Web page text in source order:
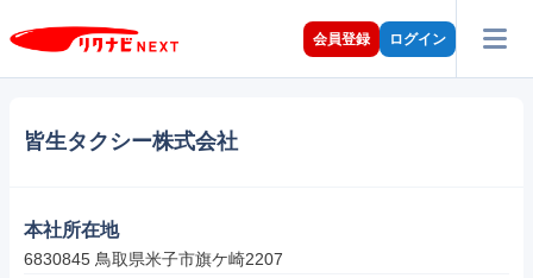
会員登録 ログイン
皆生タクシー株式会社
本社所在地
6830845 鳥取県米子市旗ケ崎2207